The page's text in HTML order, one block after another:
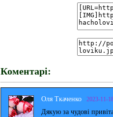
Коментарі:
Оля Ткаченко 2023-11-
Дякую за чудові